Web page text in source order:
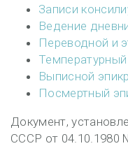
Записи
Ведение
Переводной и
Выписной
Посмертный
Документ,
СССР от 04.10.1980